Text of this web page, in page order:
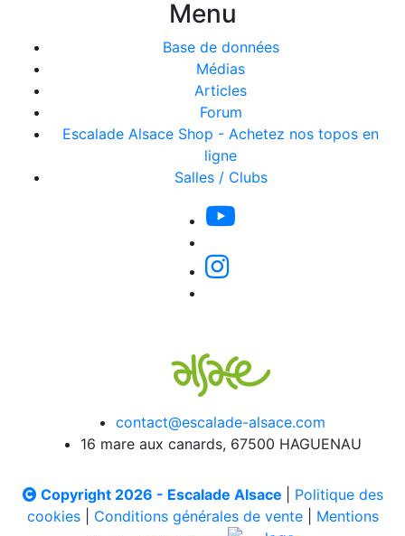
Menu
Base de données
Médias
Articles
Forum
Escalade Alsace Shop - Achetez nos topos en
ligne
Salles / Clubs
contact@escalade-alsace.com
16 mare aux canards, 67500 HAGUENAU
Copyright 2026 - Escalade Alsace
Politique des
cookies| Conditions générales de vente| Mentions